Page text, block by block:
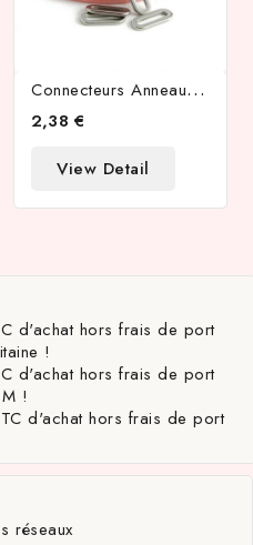
C
Onnecteurs Anneaux Ovales 20.3mm En Acier Inoxydable 304
2,38 €
View Detail
d'achat hors frais de port
!
d'achat hors frais de port
!
d'achat hors frais de port
réseaux